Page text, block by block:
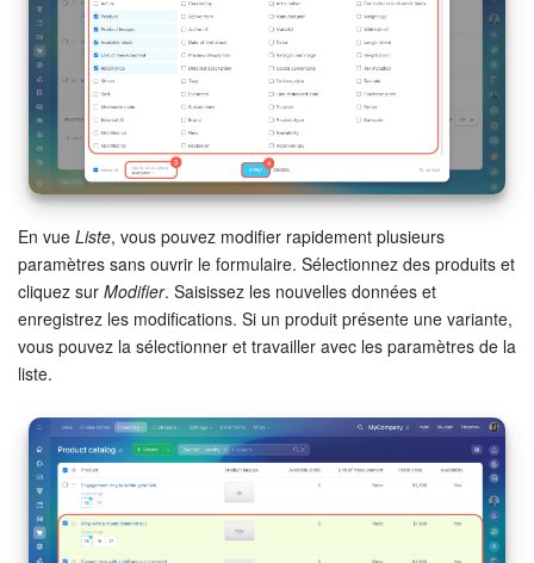
En vue Liste, vous pouvez modifier rapidement plusieurs
paramètres sans ouvrir le formulaire. Sélectionnez des produits et
cliquez sur Modifier. Saisissez les nouvelles données et
enregistrez les modifications. Si un produit présente une variante,
vous pouvez la sélectionner et travailler avec les paramètres de la
liste.